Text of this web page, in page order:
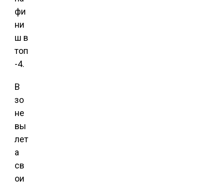
фи
ни
ш в
топ
-4.
В
зо
не
вы
лет
а
св
ои